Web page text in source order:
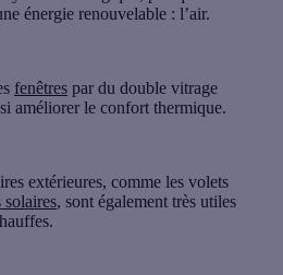
énergie renouvelable : l’air.
fenêtres par du double vitrage
améliorer le confort thermique.
extérieures, comme les volets
solaires, sont également très utiles